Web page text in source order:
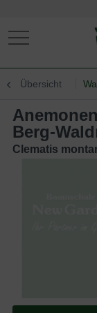
Übersicht
Anemonen-Waldrebe 'Odorata' /
Berg-
Clematis